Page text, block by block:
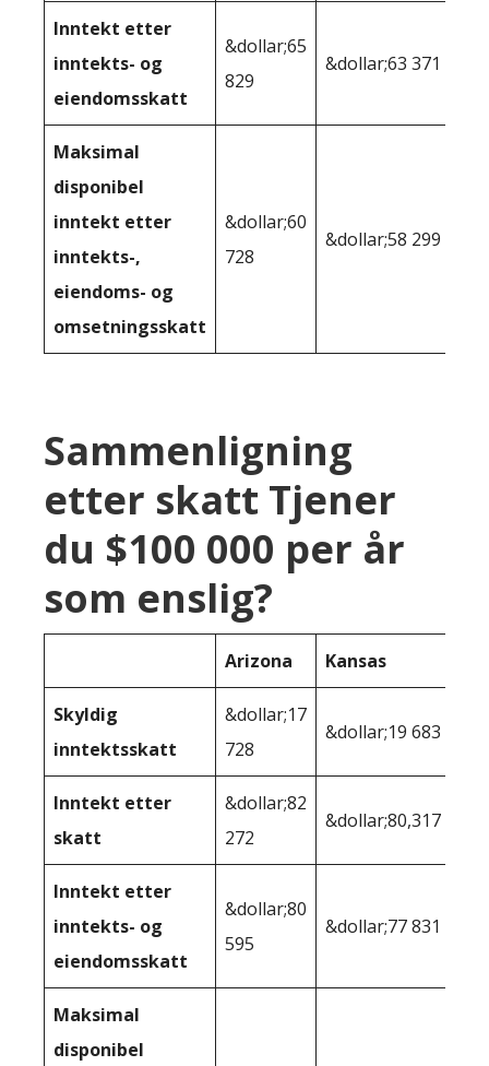
Inntekt etter
inntekts- og
eiendomsskatt
&dollar;65
829
&dollar;63 371
Maksimal
disponibel
inntekt etter
inntekts-,
eiendoms- og
omsetningsskatt
&dollar;60
728
&dollar;58 299
Sammenligning
etter skatt Tjener
du $100 000 per år
som enslig?
Arizona Kansas
Skyldig
inntektsskatt
&dollar;17
728
&dollar;19 683
Inntekt etter
skatt
&dollar;82
272
&dollar;80,317
Inntekt etter
inntekts- og
eiendomsskatt
&dollar;80
595
&dollar;77 831
Maksimal
disponibel